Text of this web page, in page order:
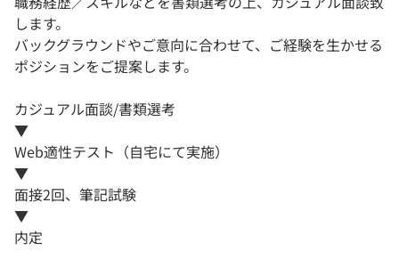
します。
バックグラウンドやご意向に合わせて、ご経験を生かせる
ポジションをご提案します。
カジュアル面談/書類選考
▼
Web適性テスト（自宅にて実施）
▼
面接2回、筆記試験
▼
内定